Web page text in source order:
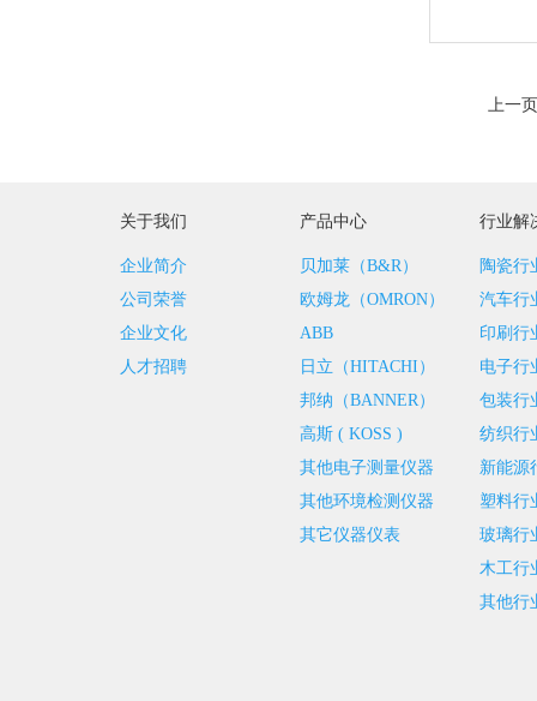
上一
关于我们
企业简介
公司荣誉
企业文化
人才招聘
产品中心
贝加莱（B&R）
欧姆龙（OMRON）
ABB
日立（HITACHI）
邦纳（BANNER）
高斯 ( KOSS )
其他电子测量仪器
其他环境检测仪器
其它仪器仪表
行业解
陶瓷行
汽车行
印刷行
电子行
包装行
纺织行
新能源
塑料行
玻璃行
木工行
其他行